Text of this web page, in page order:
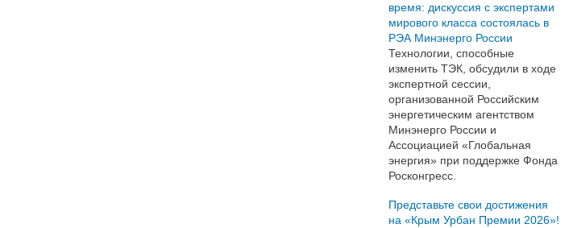
время: дискуссия с экспертами
мирового класса состоялась в
РЭА Минэнерго России
Технологии, способные
изменить ТЭК, обсудили в ходе
экспертной сессии,
организованной Российским
энергетическим агентством
Минэнерго России и
Ассоциацией «Глобальная
энергия» при поддержке Фонда
Росконгресс.
Представьте свои достижения
на «Крым Урбан Премии 2026»!